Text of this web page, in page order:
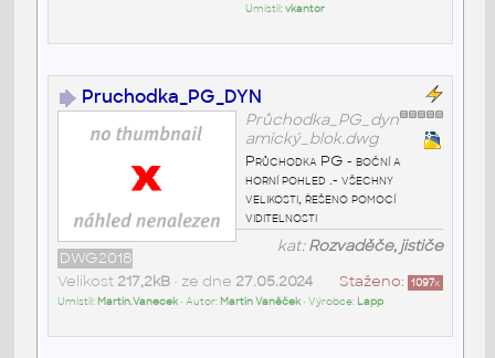
Umístil:vkantor
Pruchodka_PG_DYN
Průchodka_PG_dyn
amický_blok.dwg
Průchodka PG - boční a
horní pohled .- všechny
velikosti, řešeno pomocí
viditelnosti
kat:Rozvaděče, jističe
DWG2018
Staženo: 1097x
Velikost 217,2kB• ze dne 27.05.2024
Umístil: Martin.Vanecek• Autor: Martin Vaněček• Výrobce: Lapp